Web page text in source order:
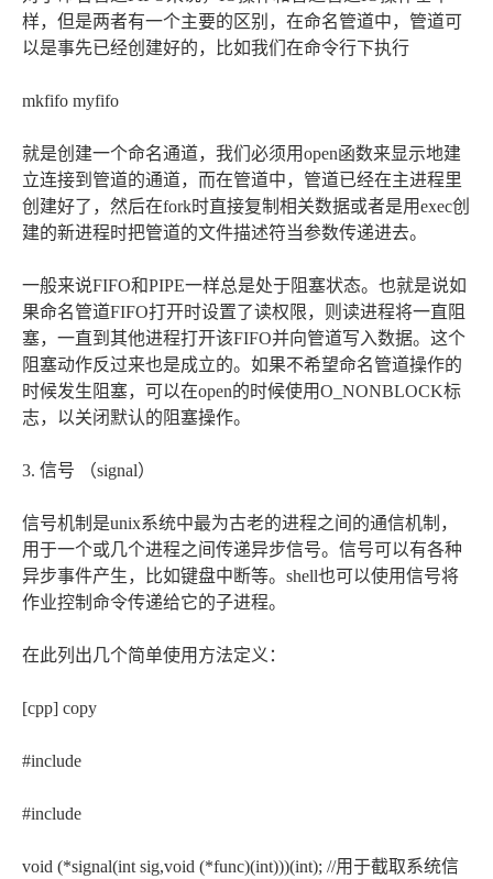
样，但是两者有一个主要的区别，在命名管道中，管道可
以是事先已经创建好的，比如我们在命令行下执行
mkfifo myfifo
就是创建一个命名通道，我们必须用open函数来显示地建
立连接到管道的通道，而在管道中，管道已经在主进程里
创建好了，然后在fork时直接复制相关数据或者是用exec创
建的新进程时把管道的文件描述符当参数传递进去。
一般来说FIFO和PIPE一样总是处于阻塞状态。也就是说如
果命名管道FIFO打开时设置了读权限，则读进程将一直阻
塞，一直到其他进程打开该FIFO并向管道写入数据。这个
阻塞动作反过来也是成立的。如果不希望命名管道操作的
时候发生阻塞，可以在open的时候使用O_NONBLOCK标
志，以关闭默认的阻塞操作。
3. 信号 （signal）
信号机制是unix系统中最为古老的进程之间的通信机制，
用于一个或几个进程之间传递异步信号。信号可以有各种
异步事件产生，比如键盘中断等。shell也可以使用信号将
作业控制命令传递给它的子进程。
在此列出几个简单使用方法定义：
[cpp] copy
#include
#include
void (*signal(int sig,void (*func)(int)))(int); //用于截取系统信